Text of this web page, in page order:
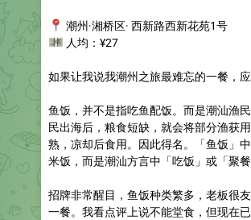
潮州·湘桥区· 西新路西新花苑1号
人均：¥27
如果让我说我潮州之旅最难忘的一餐，应
鱼饭，并不是指吃鱼配饭。而是潮汕渔
民出海后，粮食短缺，就会将部分渔获
熟，凉却后食用。因此得名。「鱼饭」
米饭，而是潮汕方言中「吃饭」或「聚
招牌非常醒目，鱼饭种类繁多，老板很
一餐。我看点评上说不能堂食，但现在